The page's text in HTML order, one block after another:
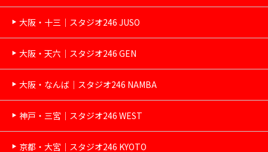
大阪・十三｜スタジオ246 JUSO
大阪・天六｜スタジオ246 GEN
大阪・なんば｜スタジオ246 NAMBA
神戸・三宮｜スタジオ246 WEST
京都・大宮｜スタジオ246 KYOTO